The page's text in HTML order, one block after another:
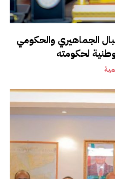
الجماهيري والحكومي
لحكومته